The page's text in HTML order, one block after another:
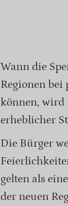
Wann die
Regionen bei
können, wird
erheblicher
Die Bürger
gelten als
der neuen